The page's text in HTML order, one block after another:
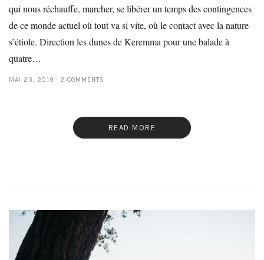
qui nous réchauffe, marcher, se libérer un temps des contingences
de ce monde actuel où tout va si vite, où le contact avec la nature
s’étiole. Direction les dunes de Keremma pour une balade à
quatre…
MAI 23, 2019 2 COMMENTS
READ MORE